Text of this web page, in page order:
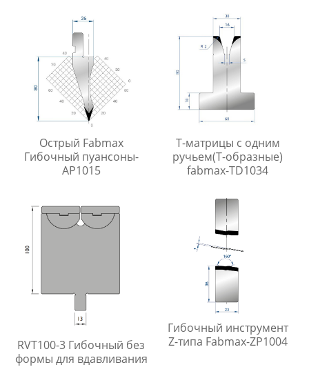
Острый Fabmax
Гибочный пуансоны-
AP1015
Т-матрицы с одним
ручьем(Т-образные)
fabmax-TD1034
RVT100-3 Гибочный без
формы для вдавливания
Гибочный инструмент
Z-типа Fabmax-ZP1004